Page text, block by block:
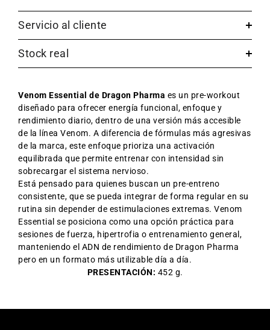
Servicio al cliente
Stock real
Venom Essential de Dragon Pharma es un pre-workout
diseñado para ofrecer energía funcional, enfoque y
rendimiento diario, dentro de una versión más accesible
de la línea Venom. A diferencia de fórmulas más agresivas
de la marca, este enfoque prioriza una activación
equilibrada que permite entrenar con intensidad sin
sobrecargar el sistema nervioso.
Está pensado para quienes buscan un pre-entreno
consistente, que se pueda integrar de forma regular en su
rutina sin depender de estimulaciones extremas. Venom
Essential se posiciona como una opción práctica para
sesiones de fuerza, hipertrofia o entrenamiento general,
manteniendo el ADN de rendimiento de Dragon Pharma
pero en un formato más utilizable día a día.
PRESENTACIÓN: 452 g.